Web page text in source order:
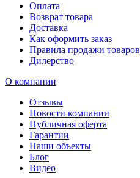
Оплата
Возврат товара
Доставка
Как оформить заказ
Правила продажи товаров
Дилерство
О компании
Отзывы
Новости компании
Публичная оферта
Гарантии
Наши объекты
Блог
Видео